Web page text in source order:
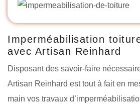
Imperméabilisation
avec Artisan Reinhard
Disposant des savoir-faire
Artisan Reinhard est tout à fait en
main vos travaux